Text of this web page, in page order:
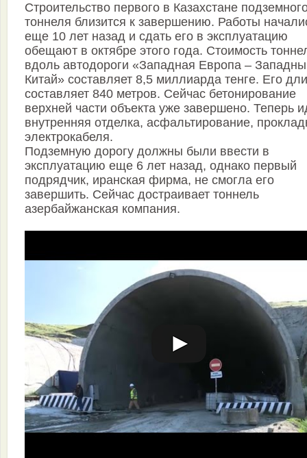
Строительство первого в Казахстане
тоннеля близится к завершению. Работы
еще 10 лет назад и сдать его в эксплуатацию
обещают в октябре этого года. Стоимость
вдоль автодороги «Западная Европа –
Китай» составляет 8,5 миллиарда тенге. Его
составляет 840 метров. Сейчас бетонирование
верхней части объекта уже завершено. Теперь
внутренняя отделка, асфальтирование,
электрокабеля.
Подземную дорогу должны были ввести в
эксплуатацию еще 6 лет назад, однако первый
подрядчик, иранская фирма, не смогла его
завершить. Сейчас достраивает тоннель
азербайжанская компания.